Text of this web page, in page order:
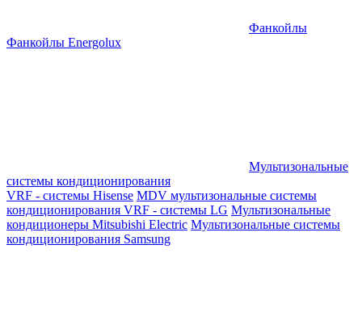
Фанкойлы
Фанкойлы Energolux
Мультизональные
системы кондиционирования
VRF - системы Hisense MDV мультизональные системы
кондиционирования VRF - системы LG Мультизональные
кондиционеры Mitsubishi Electric Мультизональные системы
кондиционирования Samsung